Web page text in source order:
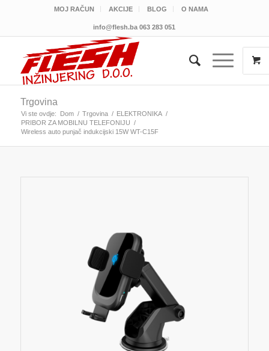
MOJ RAČUN AKCIJE BLOG O NAMA
info@flesh.ba 063 283 051
Trgovina
Vi ste ovdje: Dom / Trgovina / ELEKTRONIKA /
PRIBOR ZA MOBILNU TELEFONIJU /
Wireless auto punjač indukcijski 15W WT-C15F